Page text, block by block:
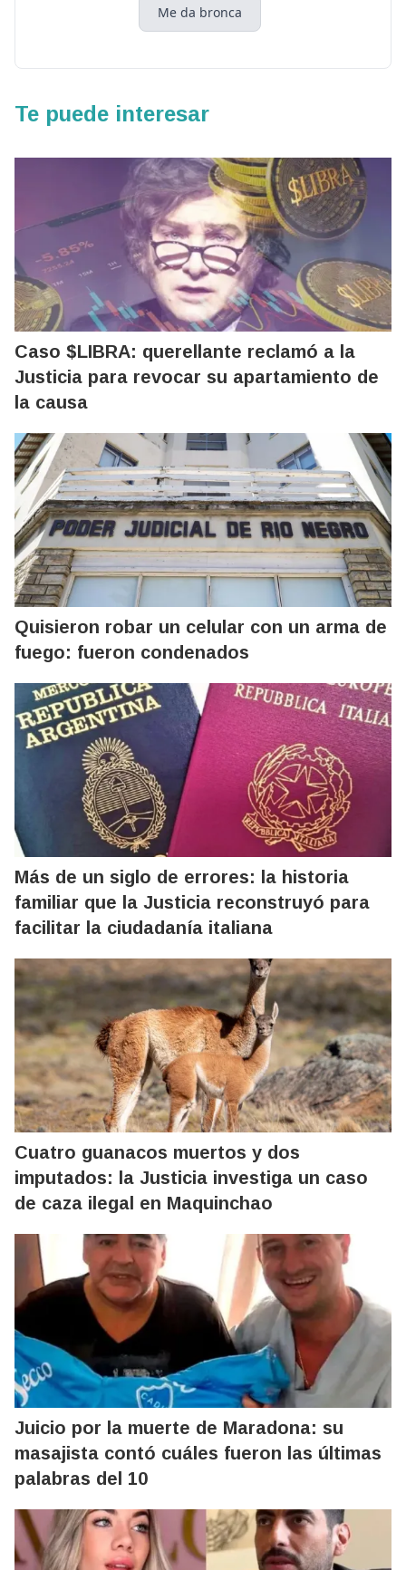
Me da bronca
Te puede interesar
Caso $LIBRA: querellante reclamó a la
Justicia para revocar su apartamiento de
la causa
Quisieron robar un celular con un arma de
fuego: fueron condenados
Más de un siglo de errores: la historia
familiar que la Justicia reconstruyó para
facilitar la ciudadanía italiana
Cuatro guanacos muertos y dos
imputados: la Justicia investiga un caso
de caza ilegal en Maquinchao
Juicio por la muerte de Maradona: su
masajista contó cuáles fueron las últimas
palabras del 10